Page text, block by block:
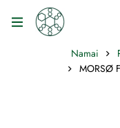
Namai
MORSØ